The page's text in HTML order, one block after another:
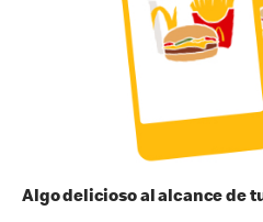
Algo delicioso al alcance de